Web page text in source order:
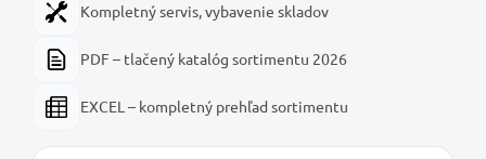
Kompletný servis, vybavenie skladov
PDF – tlačený katalóg sortimentu 2026
EXCEL – kompletný prehľad sortimentu